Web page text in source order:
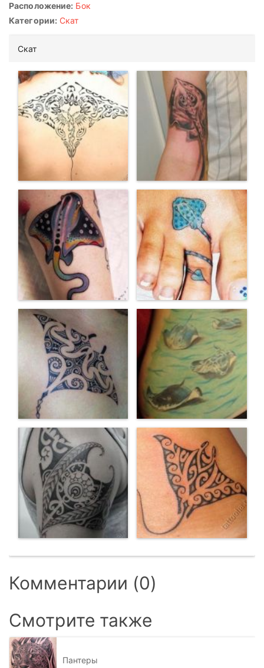
Расположение: Бок
Категории: Скат
Скат
Комментарии (0)
Смотрите также
Пантеры